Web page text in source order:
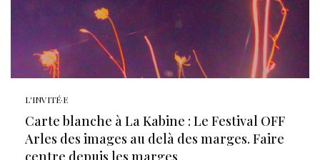
L'INVITÉ·E
Carte blanche à La Kabine : Le Festival OFF
Arles des images au delà des marges. Faire